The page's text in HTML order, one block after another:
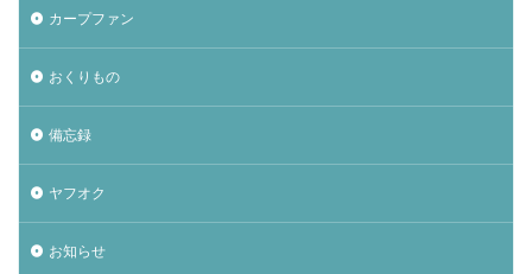
カープファン
おくりもの
備忘録
ヤフオク
お知らせ